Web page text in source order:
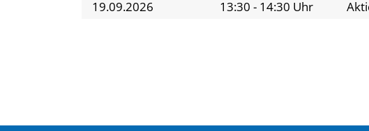
19.09.2026
13:30 - 14:30 Uhr